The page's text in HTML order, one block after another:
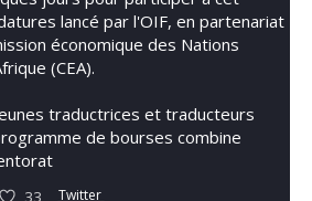
lancé par l'OIF, en partenariat
économique des Nations
(CEA).
traductrices et traducteurs
de bourses combine
33 Twitter